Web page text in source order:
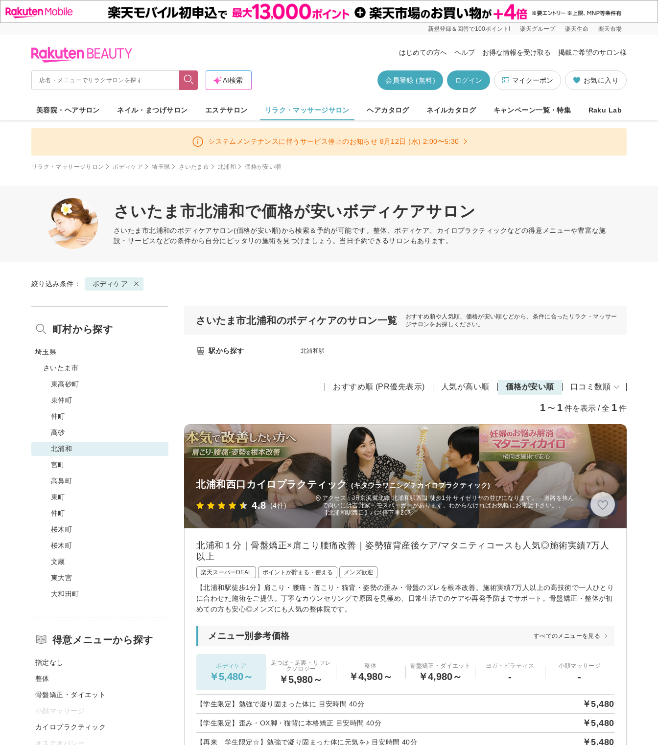
新規登録＆回答で100ポイント! 楽天グループ 楽天生命 楽天市場
はじめての方へ ヘルプ お得な情報を受け取る 掲載ご希望のサロン様
お気に入り
マイクーポン
ログイン
会員登録 (無料)
AI検索
美容院・ヘアサロン ネイル・まつげサロン エステサロン リラク・マッサージサロン ヘアカタログ ネイルカタログ キャンペーン一覧・特集 Raku Lab
システムメンテナンスに伴うサービス停止のお知らせ 8月12日 (水) 2:00〜5:30
リラク・マッサージサロン ボディケア 埼玉県 さいたま市 北浦和 価格が安い順
さいたま市北浦和で価格が安いボディケアサロン
さいたま市北浦和のボディケアサロン(価格が安い順)から検索＆予約が可能です。整体、ボディケア、カイロプラクティックなどの得意メニューや豊富な施
設・サービスなどの条件から自分にピッタリの施術を見つけましょう。当日予約できるサロンもあります。
絞り込み条件： ボディケア
さいたま市北浦和のボディケアのサロン一覧
おすすめ順や人気順、価格が安い順などから、条件に合ったリラク・マッサー
ジサロンをお探しください。
駅から探す 北浦和駅
おすすめ順 (PR優先表示) 人気が高い順 価格が安い順 口コミ数順
1 〜 1 件を表示 / 全 1 件
北浦和西口カイロプラクティック (キタウラワニシグチカイロプラクティック)
4.8 (4件)
アクセス：JR京浜東北線 北浦和駅西口 徒歩1分 サイゼリヤの並びになります。 道路を挟ん
で向いには吉野家・モスバーガーがあります。わからなければお気軽にお電話下さい。、
【北浦和駅西口】バス停下車20秒
北浦和１分｜骨盤矯正×肩こり腰痛改善｜姿勢猫背産後ケア/マタニティコースも人気◎施術実績7万人
以上
楽天スーパーDEAL ポイントが貯まる・使える メンズ歓迎
【北浦和駅徒歩1分】肩こり・腰痛・首こり・猫背・姿勢の歪み・骨盤のズレを根本改善。施術実績7万人以上の高技術で一人ひとり
に合わせた施術をご提供。丁寧なカウンセリングで原因を見極め、日常生活でのケアや再発予防までサポート。骨盤矯正・整体が初
めての方も安心◎メンズにも人気の整体院です。
メニュー別参考価格 すべてのメニューを見る
ボディケア
￥5,480～
足つぼ・足裏・リフレ
クソロジー
￥5,980～
整体
￥4,980～
骨盤矯正・ダイエット
￥4,980～
ヨガ・ピラティス
-
小顔マッサージ
-
【学生限定】勉強で凝り固まった体に 目安時間 40分 ￥5,480
【学生限定】歪み・OX脚・猫背に本格矯正 目安時間 40分 ￥5,480
【再来 学生限定☆】勉強で凝り固まった体に元気を♪ 目安時間 40分 ￥5,480
町村から探す
埼玉県
さいたま市
東高砂町
東仲町
仲町
高砂
北浦和
宮町
高鼻町
東町
仲町
桜木町
桜木町
文蔵
東大宮
大和田町
得意メニューから探す
指定なし
整体
骨盤矯正・ダイエット
小顔マッサージ
カイロプラクティック
オステオパシー